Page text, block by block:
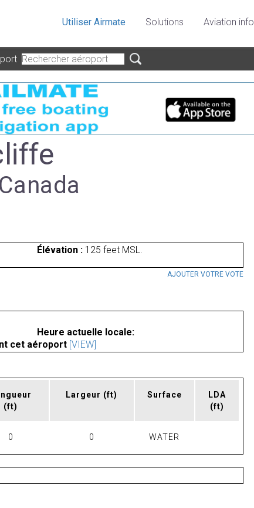
Utiliser Airmate Solutions Aviation info
Élévation :125 feet MSL.
AJOUTER VOTRE VOTE
Heure actuelle locale:
cet aéroport [VIEW]
(ft)
Largeur (ft) Surface
LDA
(ft)
0 0 WATER